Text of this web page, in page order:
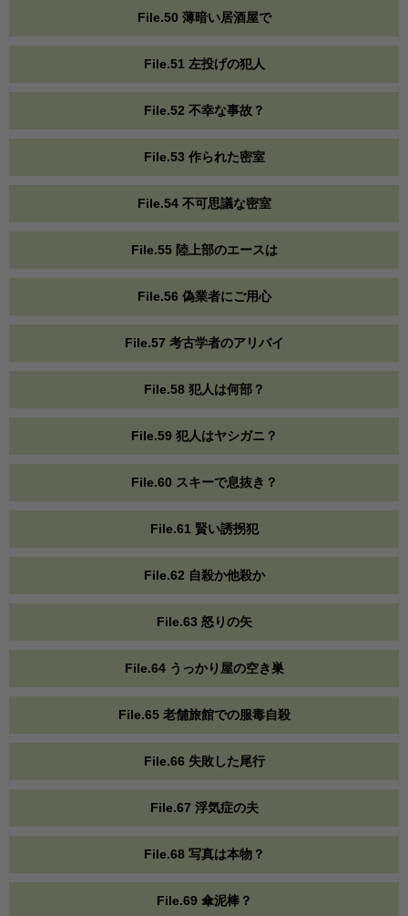
File.50 薄暗い居酒屋で
File.51 左投げの犯人
File.52 不幸な事故？
File.53 作られた密室
File.54 不可思議な密室
File.55 陸上部のエースは
File.56 偽業者にご用心
File.57 考古学者のアリバイ
File.58 犯人は何部？
File.59 犯人はヤシガニ？
File.60 スキーで息抜き？
File.61 賢い誘拐犯
File.62 自殺か他殺か
File.63 怒りの矢
File.64 うっかり屋の空き巣
File.65 老舗旅館での服毒自殺
File.66 失敗した尾行
File.67 浮気症の夫
File.68 写真は本物？
File.69 傘泥棒？